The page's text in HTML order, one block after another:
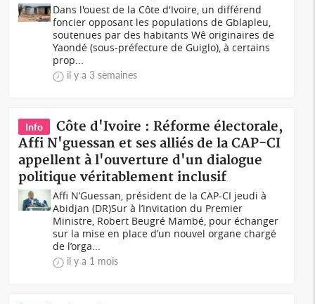
Dans l'ouest de la Côte d'Ivoire, un différend
foncier opposant les populations de Gblapleu,
soutenues par des habitants Wê originaires de
Yaondé (sous-préfecture de Guiglo), à certains
prop...
il y a 3 semaines
Info
Côte d'Ivoire : Réforme électorale,
Affi N'guessan et ses alliés de la CAP-CI
appellent à l'ouverture d'un dialogue
politique véritablement inclusif
Affi N’Guessan, président de la CAP-CI jeudi à
Abidjan (DR)Sur à l’invitation du Premier
Ministre, Robert Beugré Mambé, pour échanger
sur la mise en place d’un nouvel organe chargé
de l’orga...
il y a 1 mois